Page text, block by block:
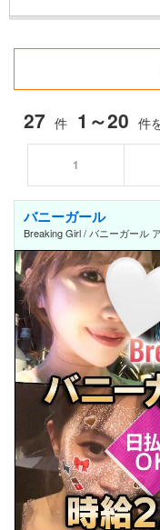
27 件 1～20 件
1
バニーガール
Breaking Girl / バニーガール